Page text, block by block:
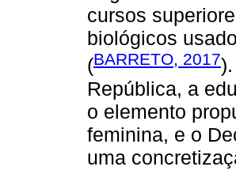
cursos
biológicos
(BARRETO, 2017
República, a
o elemento
feminina, e o
uma